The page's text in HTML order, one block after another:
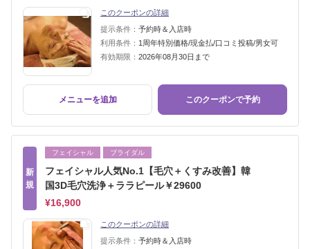
このクーポンの詳細
提示条件： 予約時＆入店時
利用条件： 1周年特別価格/現金払/口コミ投稿/男女可
有効期限： 2026年08月30日まで
メニューを追加 このクーポンで予約
新
規
フェイシャル ブライダル
フェイシャル人気No.1【毛穴＋くすみ改善】韓
国3D毛穴洗浄＋ララピール￥29600
¥16,900
このクーポンの詳細
提示条件： 予約時＆入店時